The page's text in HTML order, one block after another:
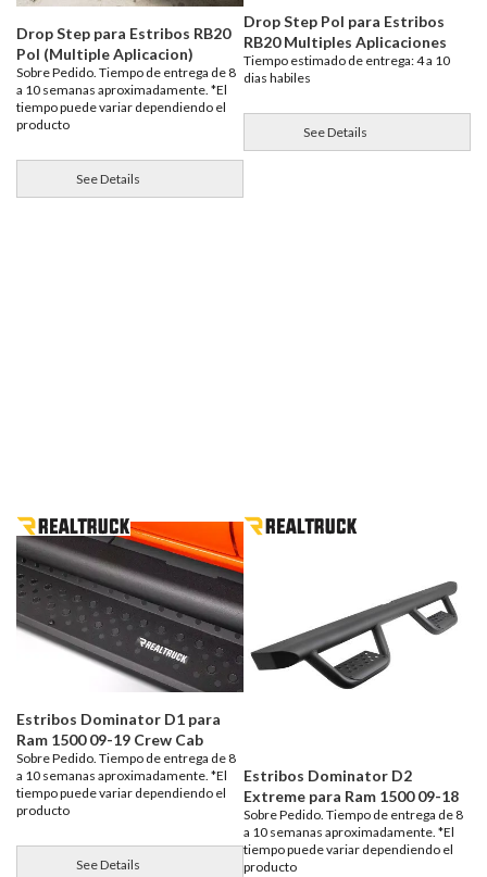
Drop Step para Estribos RB20
Pol (Multiple Aplicacion)
Sobre Pedido. Tiempo de entrega de 8
a 10 semanas aproximadamente. *El
tiempo puede variar dependiendo el
producto
See Details
Drop Step Pol para Estribos
RB20 Multiples Aplicaciones
Tiempo estimado de entrega: 4 a 10
dias habiles
See Details
Estribos Dominator D1 para
Ram 1500 09-19 Crew Cab
Sobre Pedido. Tiempo de entrega de 8
a 10 semanas aproximadamente. *El
tiempo puede variar dependiendo el
producto
See Details
Estribos Dominator D2
Extreme para Ram 1500 09-18
Sobre Pedido. Tiempo de entrega de 8
a 10 semanas aproximadamente. *El
tiempo puede variar dependiendo el
producto